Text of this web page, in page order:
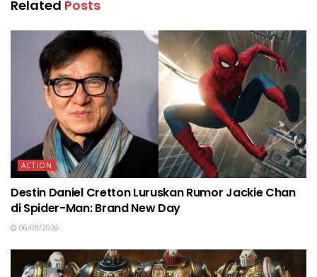
Related Posts
ACTION
Destin Daniel Cretton Luruskan Rumor Jackie Chan
di Spider-Man: Brand New Day
06/08/2026